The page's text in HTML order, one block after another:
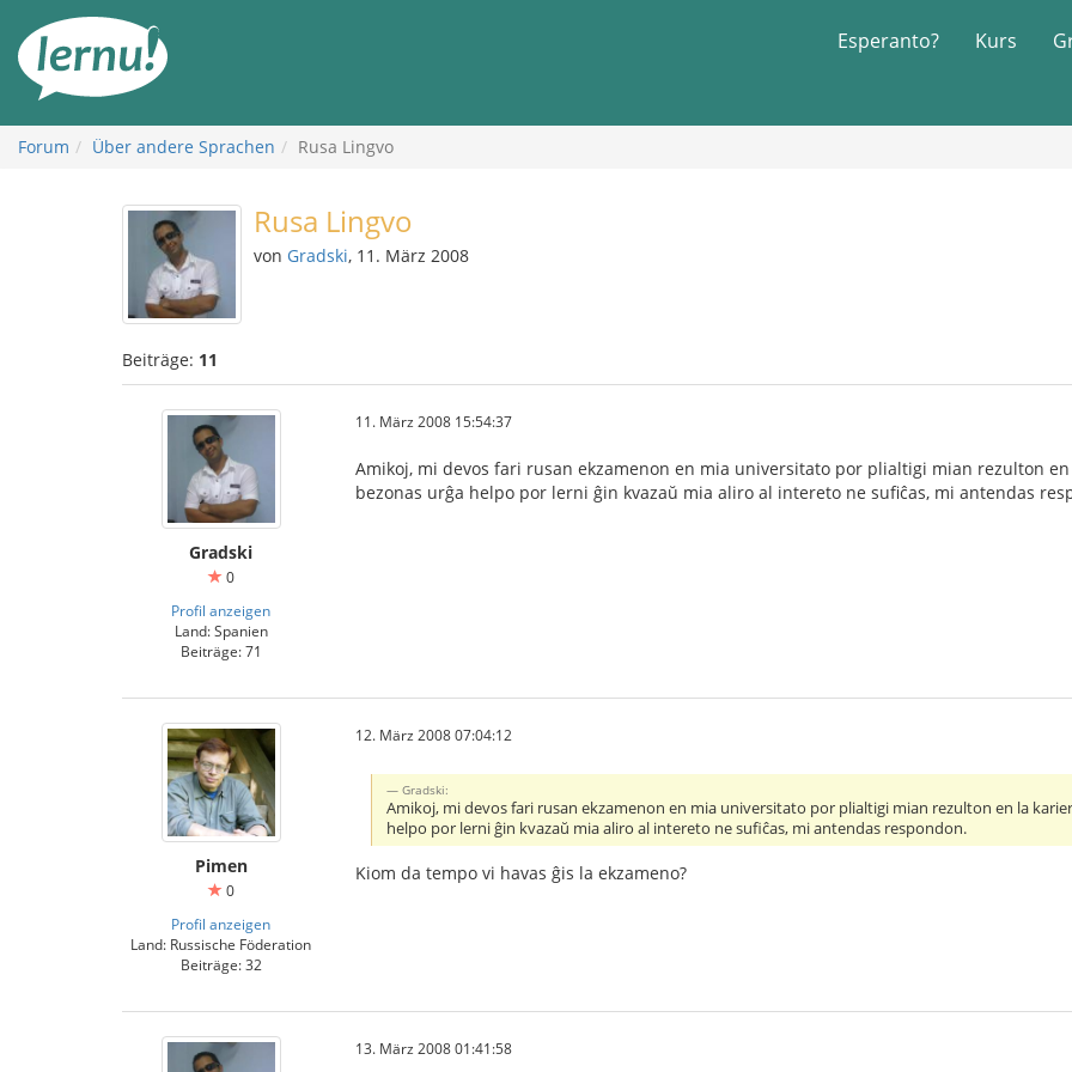
Inhalt
Esperanto? Kurs
Forum Über andere Sprachen Rusa Lingvo
Rusa Lingvo
von Gradski, 11. März 2008
Beiträge: 11
Gradski
0
Profil anzeigen
Land: Spanien
Beiträge: 71
11. März 2008 15:54:37
Amikoj, mi devos fari rusan ekzamenon en mia universitato por plialtigi mian rezulton
bezonas urĝa helpo por lerni ĝin kvazaŭ mia aliro al intereto ne sufiĉas, mi antendas
Pimen
0
Profil anzeigen
Land: Russische Föderation
Beiträge: 32
12. März 2008 07:04:12
Gradski:
Amikoj, mi devos fari rusan ekzamenon en mia universitato por plialtigi mian rezulton en la
helpo por lerni ĝin kvazaŭ mia aliro al intereto ne sufiĉas, mi antendas respondon.
Kiom da tempo vi havas ĝis la ekzameno?
13. März 2008 01:41:58